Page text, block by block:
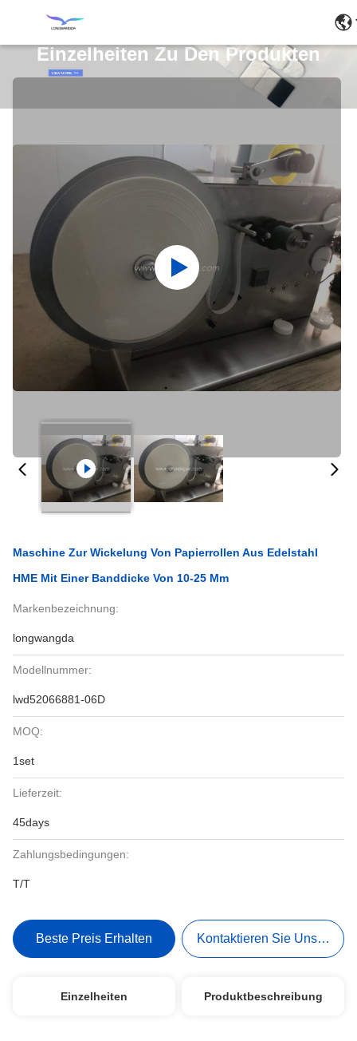
Einzelheiten Zu Den Produkten
Maschine Zur Wickelung Von Papierrollen Aus Edelstahl
HME Mit Einer Banddicke Von 10-25 Mm
Markenbezeichnung:
longwangda
Modellnummer:
lwd52066881-06D
MOQ:
1set
Lieferzeit:
45days
Zahlungsbedingungen:
T/T
Beste Preis Erhalten Kontaktieren Sie Uns Jetzt
Einzelheiten Produktbeschreibung